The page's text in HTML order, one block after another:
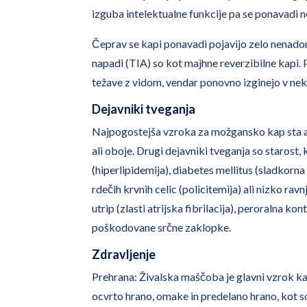
izguba intelektualne funkcije pa se ponavadi
Čeprav se kapi ponavadi pojavijo zelo
napadi (TIA) so kot majhne reverzibilne
težave z vidom, vendar ponovno izginejo v
Dejavniki tveganja
Najpogostejša vzroka za možgansko kap
ali oboje. Drugi dejavniki tveganja so starost,
(hiperlipidemija), diabetes mellitus
rdečih krvnih celic (policitemija) ali nizko
utrip (zlasti atrijska fibrilacija), peroralna
poškodovane srčne zaklopke.
Zdravljenje
Prehrana: Živalska maščoba je glavni vzrok
ocvrto hrano, omake in predelano hrano, kot